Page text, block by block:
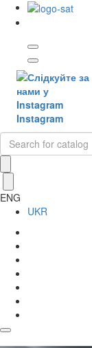
Instagram
ENG
UKR